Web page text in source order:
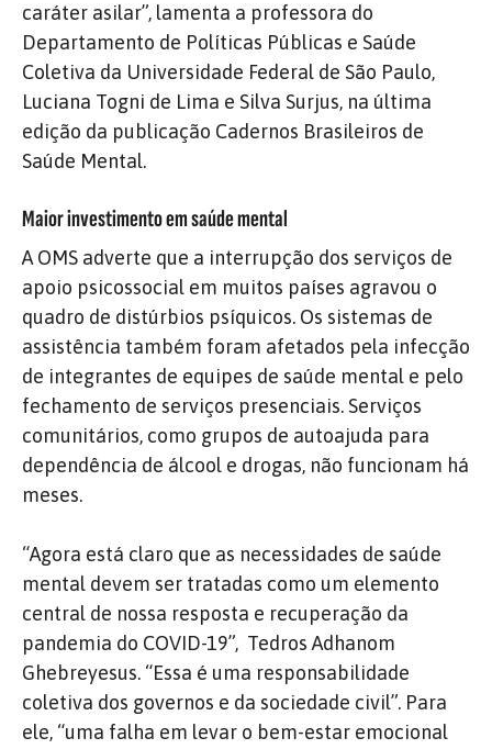
caráter asilar”, lamenta a professora do
Departamento de Políticas Públicas e Saúde
Coletiva da Universidade Federal de São Paulo,
Luciana Togni de Lima e Silva Surjus, na última
edição da publicação Cadernos Brasileiros de
Saúde Mental.
Maior investimento em saúde mental
A OMS adverte que a interrupção dos serviços de
apoio psicossocial em muitos países agravou o
quadro de distúrbios psíquicos. Os sistemas de
assistência também foram afetados pela infecção
de integrantes de equipes de saúde mental e pelo
fechamento de serviços presenciais. Serviços
comunitários, como grupos de autoajuda para
dependência de álcool e drogas, não funcionam há
meses.
“Agora está claro que as necessidades de saúde
mental devem ser tratadas como um elemento
central de nossa resposta e recuperação da
pandemia do COVID-19”, Tedros Adhanom
Ghebreyesus. “Essa é uma responsabilidade
coletiva dos governos e da sociedade civil”. Para
ele, “uma falha em levar o bem-estar emocional